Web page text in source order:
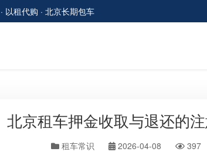
以租代购 · 北京长期包车
北京租车押金收取与退还的
租车常识 2026-04-08 397